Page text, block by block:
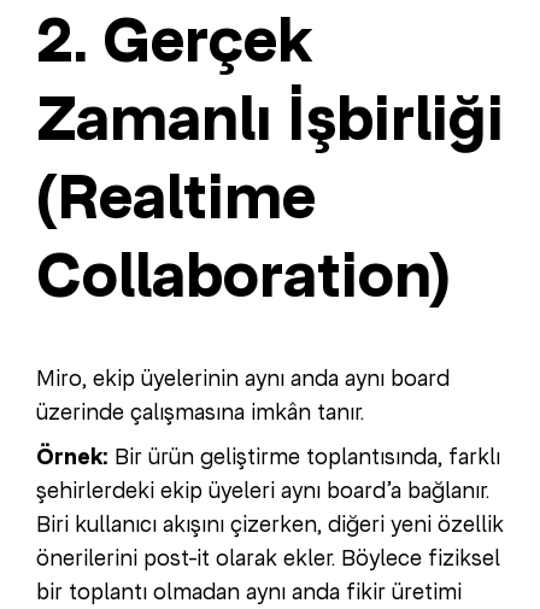
2. Gerçek
Zamanlı İşbirliği
(Realtime
Collaboration)
Miro, ekip üyelerinin aynı anda aynı board
üzerinde çalışmasına imkân tanır.
Örnek: Bir ürün geliştirme toplantısında, farklı
şehirlerdeki ekip üyeleri aynı board’a bağlanır.
Biri kullanıcı akışını çizerken, diğeri yeni özellik
önerilerini post-it olarak ekler. Böylece fiziksel
bir toplantı olmadan aynı anda fikir üretimi